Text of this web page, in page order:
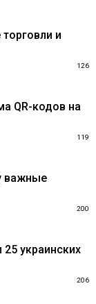
и
126
QR-кодов на
119
важные
200
украинских
206